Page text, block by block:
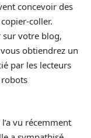
concevoir des
coller.
votre blog,
obtiendrez un
par les lecteurs
vu récemment